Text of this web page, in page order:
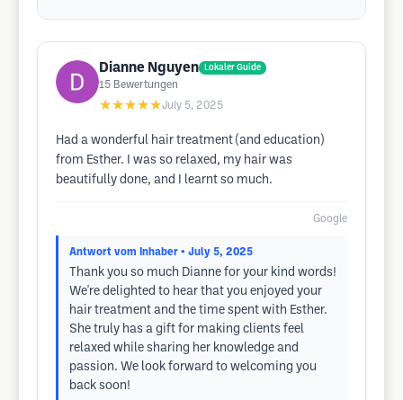
Dianne Nguyen Lokaler Guide
15 Bewertungen
★★★★★July 5, 2025
Had a wonderful hair treatment (and education)
from Esther. I was so relaxed, my hair was
beautifully done, and I learnt so much.
Google
Antwort vom Inhaber • July 5, 2025
Thank you so much Dianne for your kind words!
We're delighted to hear that you enjoyed your
hair treatment and the time spent with Esther.
She truly has a gift for making clients feel
relaxed while sharing her knowledge and
passion. We look forward to welcoming you
back soon!